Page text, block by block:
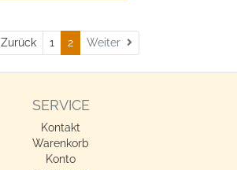
ZurückZurück
1 2 Weiter
SERVICE
Kontakt
Warenkorb
Konto